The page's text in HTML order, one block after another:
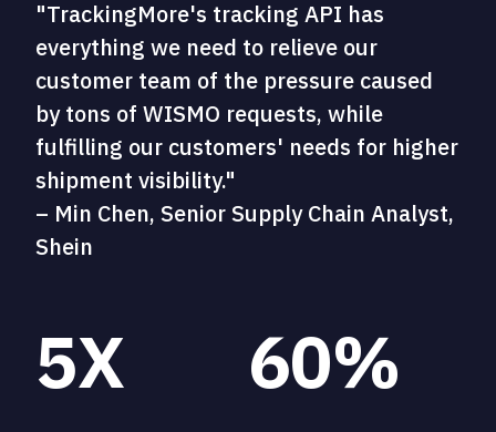
"TrackingMore's tracking API has
everything we need to relieve our
customer team of the pressure caused
by tons of WISMO requests, while
fulfilling our customers' needs for higher
shipment visibility."
– Min Chen, Senior Supply Chain Analyst,
Shein
5X 60%